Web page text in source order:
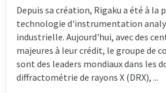
Depuis sa création, Rigaku a été à la
technologie d'instrumentation
industrielle. Aujourd'hui, avec des
majeures à leur crédit, le groupe de
sont des leaders mondiaux dans les
diffractométrie de rayons X (DRX), ...